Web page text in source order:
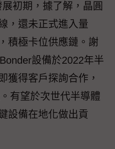
初期，據了解，晶圓
，還未正式進入量
積極卡位供應鏈。謝
設備於2022年半
獲得客戶探詢合作，
有望於次世代半導體
設備在地化做出貢